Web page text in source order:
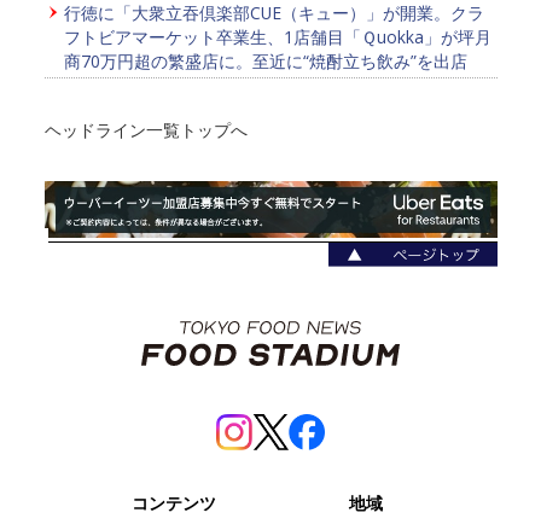
行徳に「大衆立吞倶楽部CUE（キュー）」が開業。クラ
フトビアマーケット卒業生、1店舗目「Ｑuokka」が坪月
商70万円超の繁盛店に。至近に“焼酎立ち飲み”を出店
ヘッドライン一覧トップへ
コンテンツ
地域